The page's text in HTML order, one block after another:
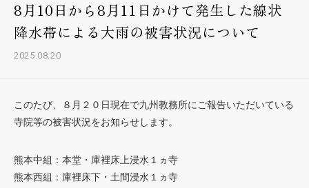
8月10日から8月11日かけて発生した線状
降水帯による大雨の被害状況について
2025.08.20
このたび、８月２０日現在で九州教務所にご報告いただいている
寺院等の被害状況をお知らせします。
熊本中組：本堂・庫裡床上浸水１ヵ寺
熊本西組：庫裡床下・土間浸水１ヵ寺